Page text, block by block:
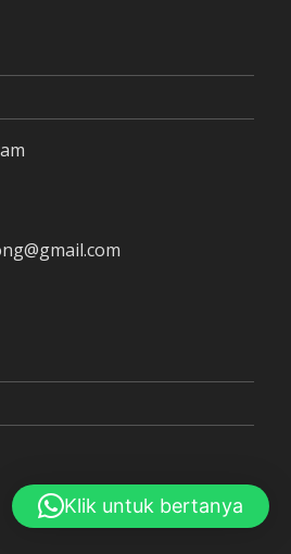
Klik untuk bertanya